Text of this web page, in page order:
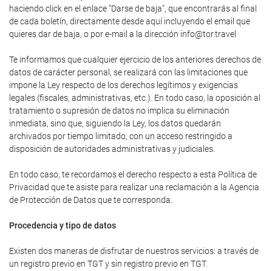
haciendo click en el enlace "Darse de baja", que encontrarás al final
de cada boletín, directamente desde aquí incluyendo el email que
quieres dar de baja, o por e-mail a la dirección info@tor.travel
Te informamos que cualquier ejercicio de los anteriores derechos de
datos de carácter personal, se realizará con las limitaciones que
impone la Ley respecto de los derechos legítimos y exigencias
legales (fiscales, administrativas, etc.). En todo caso, la oposición al
tratamiento o supresión de datos no implica su eliminación
inmediata, sino que, siguiendo la Ley, los datos quedarán
archivados por tiempo limitado, con un acceso restringido a
disposición de autoridades administrativas y judiciales.
En todo caso, te recordamos el derecho respecto a esta Política de
Privacidad que te asiste para realizar una reclamación a la Agencia
de Protección de Datos que te corresponda.
Procedencia y tipo de datos
Existen dos maneras de disfrutar de nuestros servicios: a través de
un registro previo en TGT y sin registro previo en TGT.